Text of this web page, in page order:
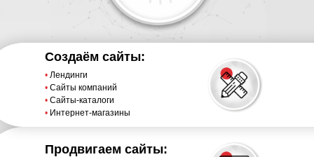
Создаём сайты:
• Лендинги
• Сайты компаний
• Сайты-каталоги
• Интернет-магазины
Продвигаем сайты: